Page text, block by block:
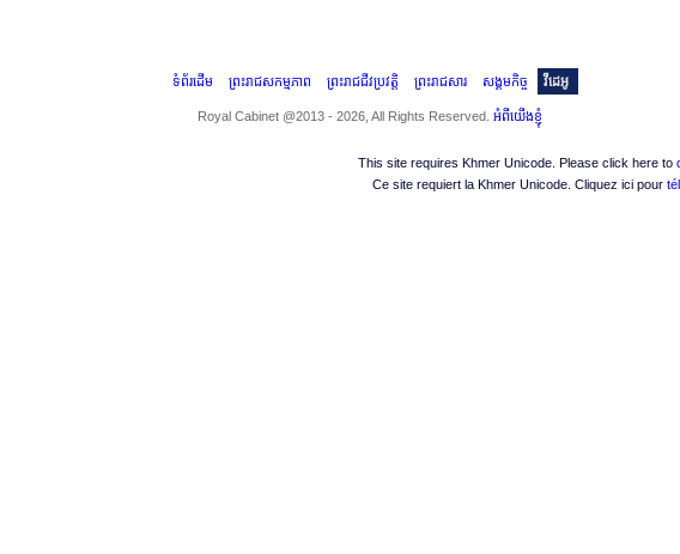
ទំព័រដើម ព្រះរាជសកម្មភាព ព្រះរាជជីវប្រវត្តិ ព្រះរាជសារ សង្គមកិច្ច វីដេអូ
Royal Cabinet @2013 - 2026, All Rights Reserved. អំពីយើងខ្ញុំ
This site requires Khmer Unicode. Please click here to
Ce site requiert la Khmer Unicode. Cliquez ici pour